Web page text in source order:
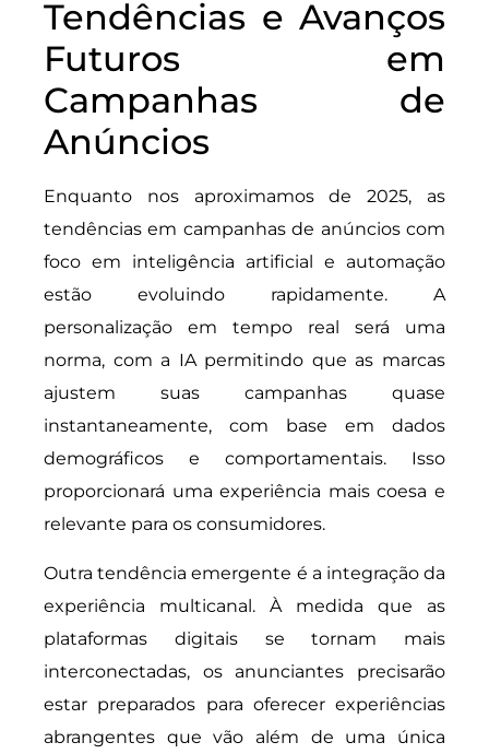
Tendências e Avanços
Futuros em
Campanhas de
Anúncios
Enquanto nos aproximamos de 2025, as
tendências em campanhas de anúncios com
foco em inteligência artificial e automação
estão evoluindo rapidamente. A
personalização em tempo real será uma
norma, com a IA permitindo que as marcas
ajustem suas campanhas quase
instantaneamente, com base em dados
demográficos e comportamentais. Isso
proporcionará uma experiência mais coesa e
relevante para os consumidores.
Outra tendência emergente é a integração da
experiência multicanal. À medida que as
plataformas digitais se tornam mais
interconectadas, os anunciantes precisarão
estar preparados para oferecer experiências
abrangentes que vão além de uma única